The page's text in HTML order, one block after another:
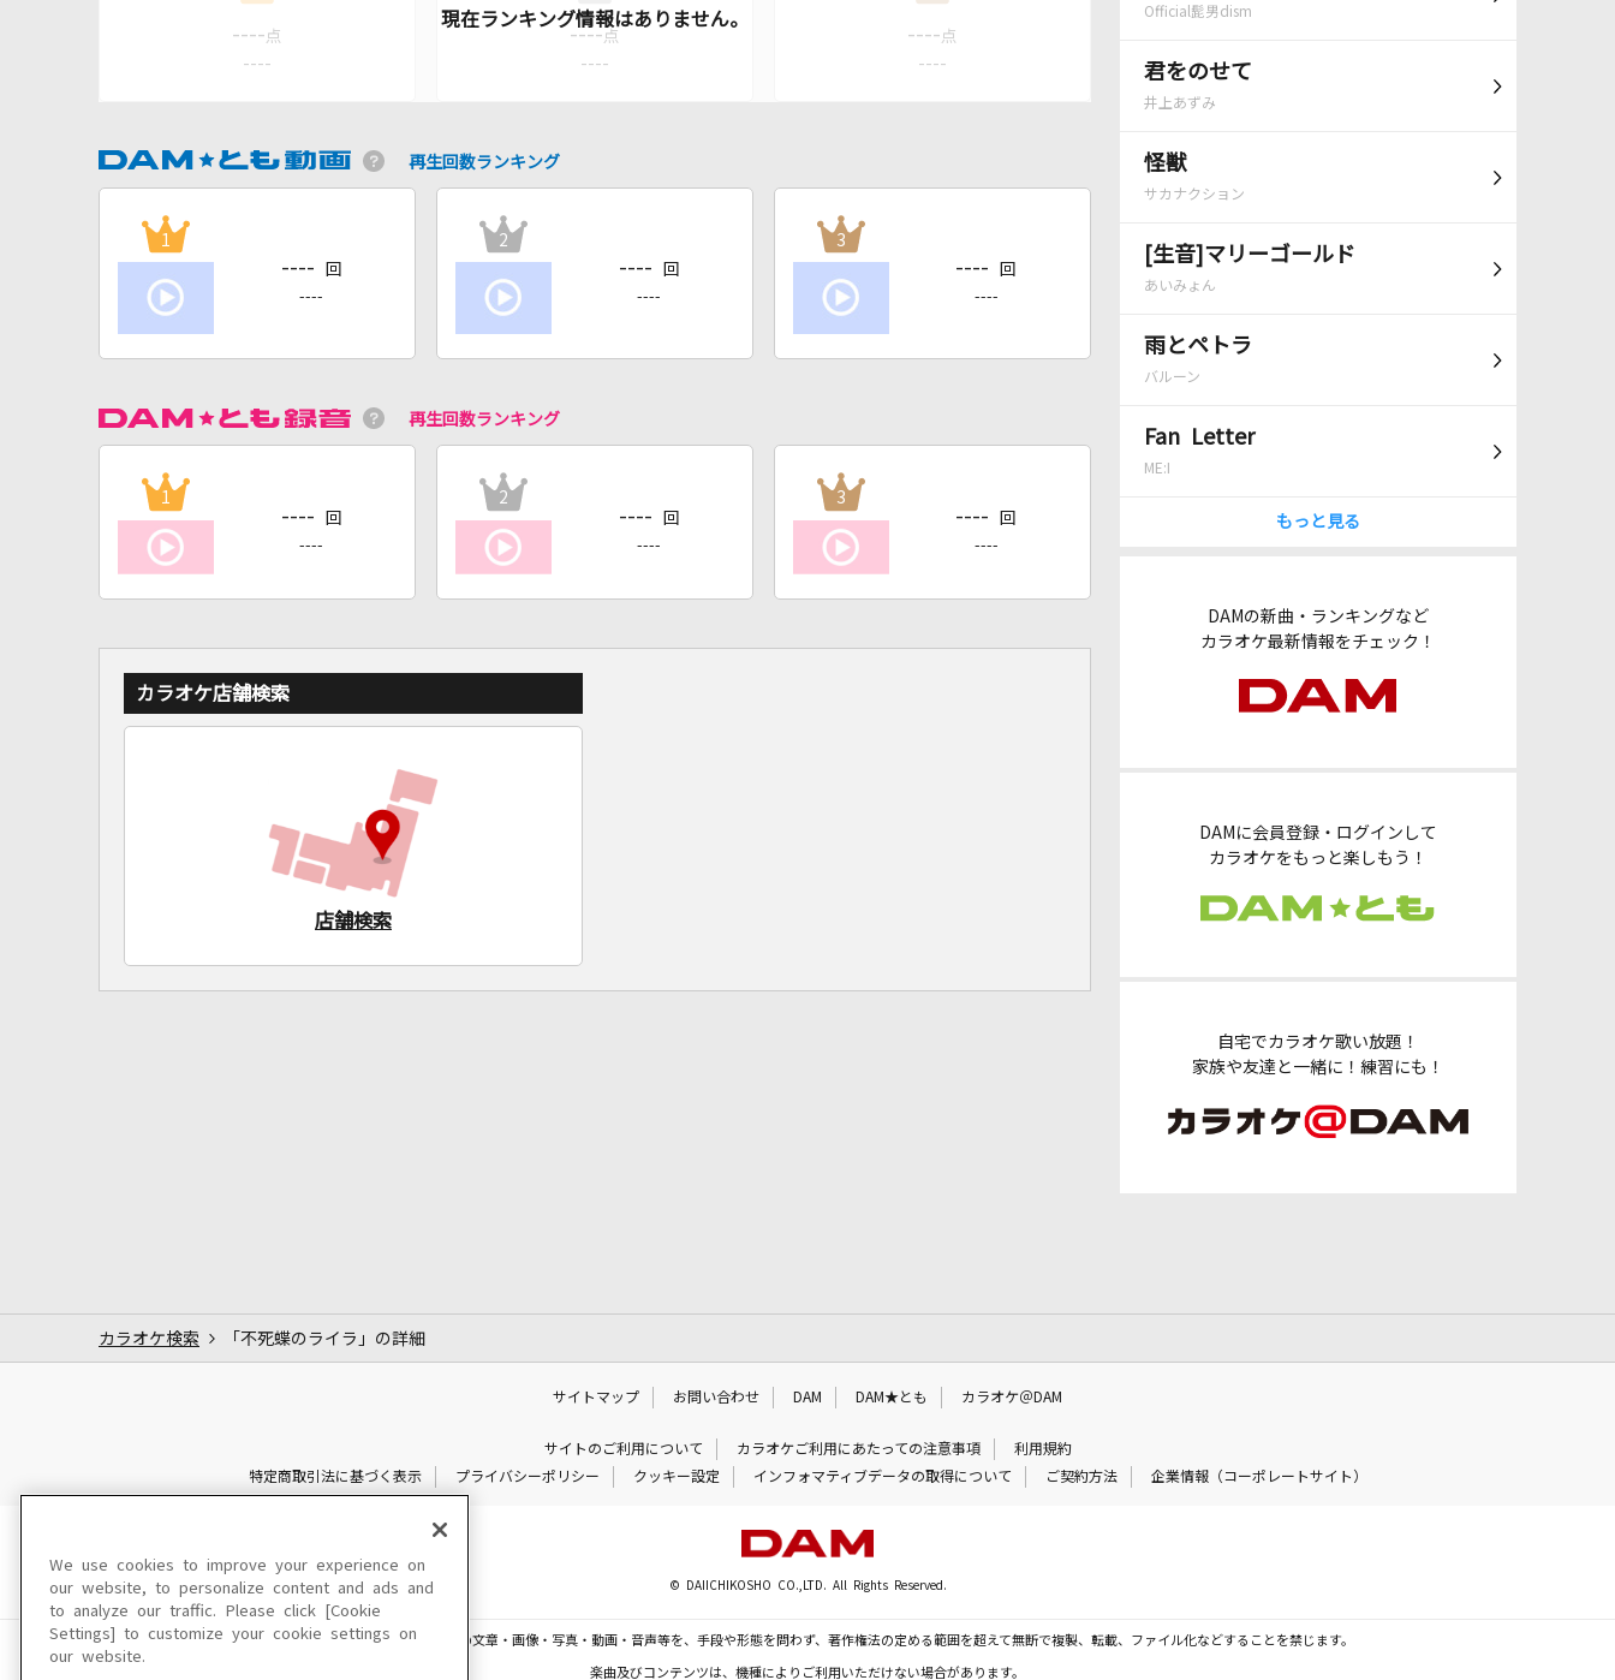
Official髭男dism
君をのせて
井上あずみ
怪獣
サカナクション
[生音]マリーゴールド
あいみょん
雨とペトラ
バルーン
Fan Letter
ME:I
もっと見る
DAMの新曲・ランキングなど
カラオケ最新情報をチェック！
DAMに会員登録・ログインして
カラオケをもっと楽しもう！
自宅でカラオケ歌い放題！
家族や友達と一緒に！練習にも！
---- 点
----
---- 点
----
---- 点
----
再生回数ランキング
1
---- 回
----
2
---- 回
----
3
---- 回
----
再生回数ランキング
1
---- 回
----
2
---- 回
----
3
---- 回
----
カラオケ店舗検索
店舗検索
カラオケ検索 「不死蝶のライラ」の詳細
サイトマップ お問い合わせ DAM DAM★とも カラオケ＠DAM
サイトのご利用について カラオケご利用にあたっての注意事項
利用規約
特定商取引法に基づく表示
プライバシーポリシー クッキー設定 インフォマティブデータの取得について ご契約方法 企業情報（コーポレートサイト）
© DAIICHIKOSHO CO.,LTD. All Rights Reserved.
このサイトに掲載されている一切の文章・画像・写真・動画・音声等を、手段や形態を問わず、著作権法の定める範囲を超えて無断で複製、転載、ファイル化などすることを禁じます。
楽曲及びコンテンツは、機種によりご利用いただけない場合があります。
We use cookies to improve your experience on
our website, to personalize content and ads and
to analyze our traffic. Please click [Cookie
Settings] to customize your cookie settings on
our website.